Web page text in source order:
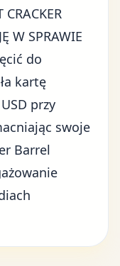
W SPRAWIE
do
kartę
przy
swoje
Barrel